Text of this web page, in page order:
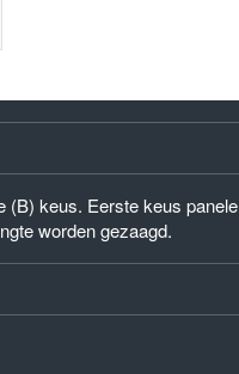
keus. Eerste keus
worden gezaagd.